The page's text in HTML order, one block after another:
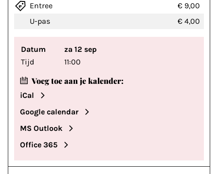
Entree
€ 9,00
U-pas
€ 4,00
Datum
za 12 sep
Tijd
11:00
Voeg toe aan je kalender:
iCal
Google calendar
MS Outlook
Office 365